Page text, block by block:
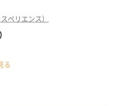
ペリエンス）
る